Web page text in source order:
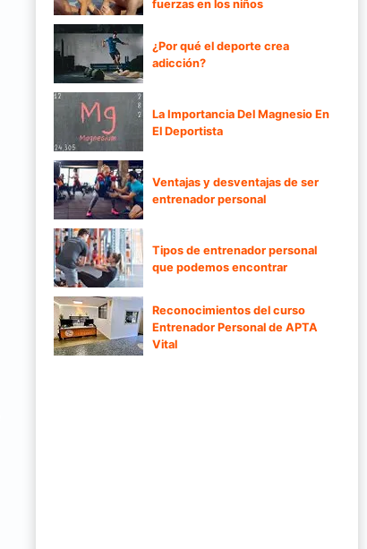
fuerzas en los niños
¿Por qué el deporte crea
adicción?
La Importancia Del Magnesio En
El Deportista
Ventajas y desventajas de ser
entrenador personal
Tipos de entrenador personal
que podemos encontrar
Reconocimientos del curso
Entrenador Personal de APTA
Vital